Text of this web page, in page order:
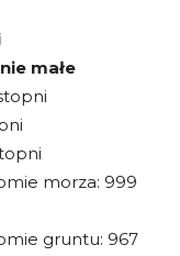
małe
morza: 999
gruntu: 967